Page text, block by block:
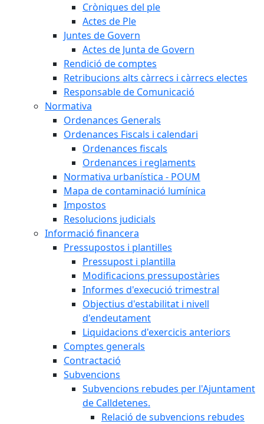
Cròniques del ple
Actes de Ple
Juntes de Govern
Actes de Junta de Govern
Rendició de comptes
Retribucions alts càrrecs i càrrecs electes
Responsable de Comunicació
Normativa
Ordenances Generals
Ordenances Fiscals i calendari
Ordenances fiscals
Ordenances i reglaments
Normativa urbanística - POUM
Mapa de contaminació lumínica
Impostos
Resolucions judicials
Informació financera
Pressupostos i plantilles
Pressupost i plantilla
Modificacions pressupostàries
Informes d'execució trimestral
Objectius d'estabilitat i nivell
d'endeutament
Liquidacions d'exercicis anteriors
Comptes generals
Contractació
Subvencions
Subvencions rebudes per l'Ajuntament
de Calldetenes.
Relació de subvencions rebudes